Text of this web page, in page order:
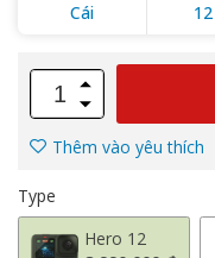
Cái
Thêm vào yêu thích
Type
Hero 12